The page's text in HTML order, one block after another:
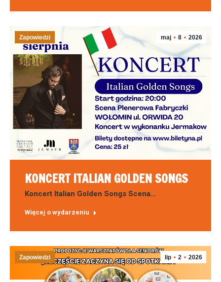
maj 8 2026
Zapowiedzi
KONCERT ITALIAN GOLDEN SONGS
Koncert Italian Golden Songs Scena…
Więcej o wydarzeniu
lip 2 2026
Zapowiedzi